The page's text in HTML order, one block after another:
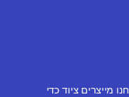
מייצרים ציוד כדי